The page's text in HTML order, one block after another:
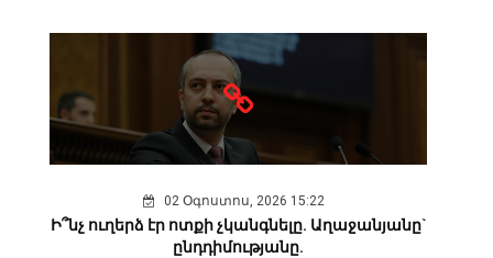
02 Օգոստոս, 2026 15:22
Ի՞նչ ուղերձ էր ոտքի չկանգնելը. Աղաջանյանը`
ընդդիմությանը.